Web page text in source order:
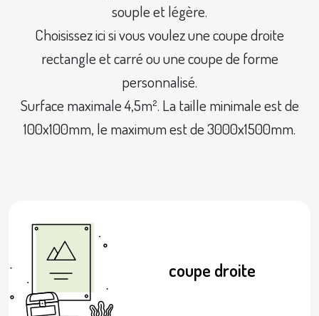
souple et légère.
Choisissez ici si vous voulez une coupe droite
rectangle et carré ou une coupe de forme
personnalisé.
Surface maximale 4,5m². La taille minimale est de
100x100mm, le maximum est de 3000x1500mm.
coupe droite